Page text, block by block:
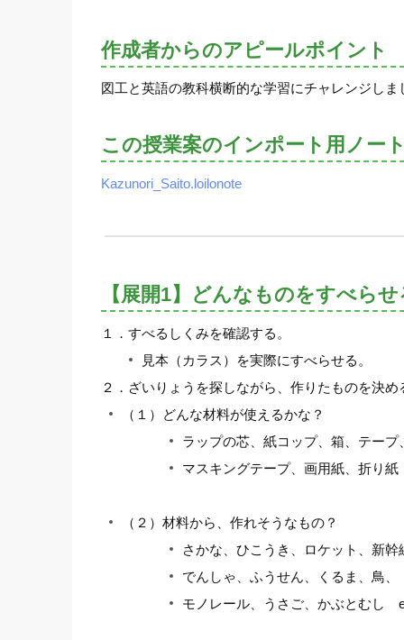
作成者からのアピールポイント
図工と英語の教科横断的な学習にチャレンジし
この授業案のインポート用ノー
Kazunori_Saito.loilonote
【展開1】どんなものをすべら
１．すべるしくみを確認する。
見本（カラス）を実際にすべらせる。
２．ざいりょうを探しながら、作りたものを決め
（１）どんな材料が使えるかな？
ラップの芯、紙コップ、箱、テープ
マスキングテープ、画用紙、折り紙
（２）材料から、作れそうなもの？
さかな、ひこうき、ロケット、新幹
でんしゃ、ふうせん、くるま、鳥、
モノレール、うさご、かぶとむし